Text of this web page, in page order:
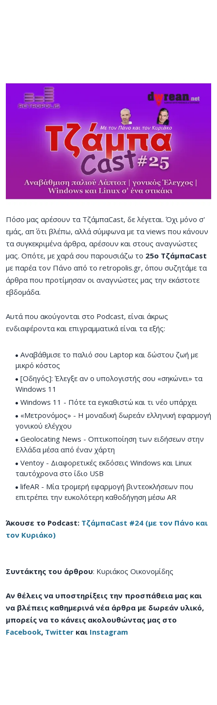
Πόσο μας αρέσουν τα ΤζάμπαCast, δε λέγεται. Όχι μόνο σ'
εμάς, απ΄ ότι βλέπω, αλλά σύμφωνα με τα views που κάνουν
τα συγκεκριμένα άρθρα, αρέσουν και στους αναγνώστες
μας. Οπότε, με χαρά σου παρουσιάζω το 25ο ΤζάμπαCast
με παρέα τον Πάνο από το retropolis.gr, όπου συζητάμε τα
άρθρα που προτίμησαν οι αναγνώστες μας την εκάστοτε
εβδομάδα.
Αυτά που ακούγονται στο Podcast, είναι άκρως
ενδιαφέροντα και επιγραμματικά είναι τα εξής:
Αναβάθμισε το παλιό σου Laptop και δώστου ζωή με
μικρό κόστος
[Οδηγός]: Έλεγξε αν ο υπολογιστής σου «σηκώνει» τα
Windows 11
Windows 11 - Πότε τα εγκαθιστώ και τι νέο υπάρχει
«Μετρονόμος» - Η μοναδική δωρεάν ελληνική εφαρμογή
γονικού ελέγχου
Geolocating News - Οπτικοποίηση των ειδήσεων στην
Ελλάδα μέσα από έναν χάρτη
Ventoy - Διαφορετικές εκδόσεις Windows και Linux
ταυτόχρονα στο ίδιο USB
lifeAR - Μία τρομερή εφαρμογή βιντεοκλήσεων που
επιτρέπει την ευκολότερη καθοδήγηση μέσω AR
Άκουσε το Podcast: ΤζάμπαCast #24 (με τον Πάνο και
τον Κυριάκο)
Συντάκτης του άρθρου: Κυριάκος Οικονομίδης
Αν θέλεις να υποστηρίξεις την προσπάθεια μας και
να βλέπεις καθημερινά νέα άρθρα με δωρεάν υλικό,
μπορείς να το κάνεις ακολουθώντας μας στο
Facebook, Twitter και Instagram